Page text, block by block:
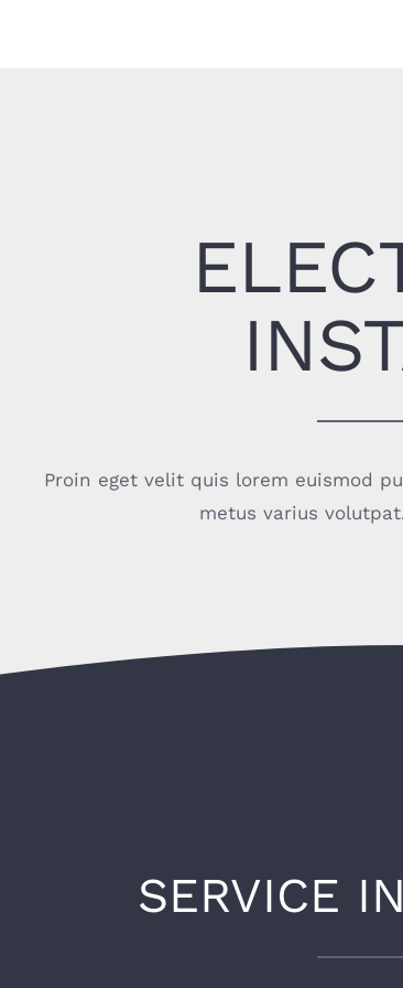
Proin eget velit quis lorem euismod
metus varius
SERVICE